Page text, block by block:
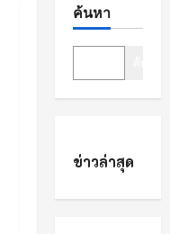
ค้นหา
ข่าวล่าสุด